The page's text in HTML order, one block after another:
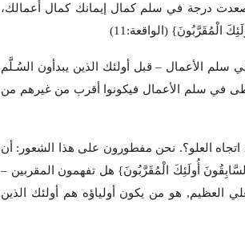
صعدت درجة في سلم كمال إيمانك كمال أعمالك،
الْمُقَرَّبُونَ} (الواقعة:11)
الأعمال – قبل أولئك الذين يبدأون السُـلَّم
في سلم الأعمال فيكونوا أقرب من غيرهم من
العلو؟. نحن مفطورون على هذا الشعور: أن
أُولَئِكَ الْمُقَرَّبُونَ} هل تفهمون المقربين –
العظيم, هو من يكون أولياؤه هم أولئك الذين